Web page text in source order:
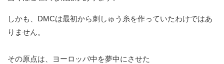
しかも、DMCは最初から刺しゅう糸を作っていたわけではあ
りません。
その原点は、ヨーロッパ中を夢中にさせた